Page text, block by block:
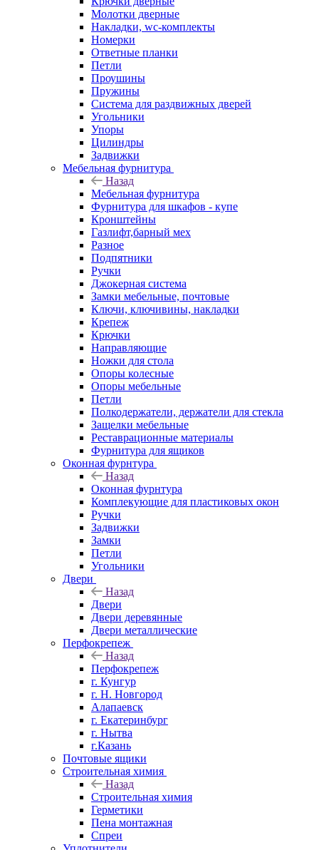
Молотки дверные
Накладки, wc-комплекты
Номерки
Ответные планки
Петли
Проушины
Пружины
Система для раздвижных дверей
Угольники
Упоры
Цилиндры
Задвижки
Мебельная фурнитура
Назад
Мебельная фурнитура
Фурнитура для шкафов - купе
Кронштейны
Газлифт,барный мех
Разное
Подпятники
Ручки
Джокерная система
Замки мебельные, почтовые
Ключи, ключивины, накладки
Крепеж
Крючки
Направляющие
Ножки для стола
Опоры колесные
Опоры мебельные
Петли
Полкодержатели, держатели для стекла
Защелки мебельные
Реставрационные материалы
Фурнитура для ящиков
Оконная фурнтура
Назад
Оконная фурнтура
Комплекующие для пластиковых окон
Ручки
Задвижки
Замки
Петли
Угольники
Двери
Назад
Двери
Двери деревянные
Двери металлические
Перфокрепеж
Назад
Перфокрепеж
г. Кунгур
г. Н. Новгород
Алапаевск
г. Екатеринбург
г. Нытва
г.Казань
Почтовые ящики
Строительная химия
Назад
Строительная химия
Герметики
Пена монтажная
Спреи